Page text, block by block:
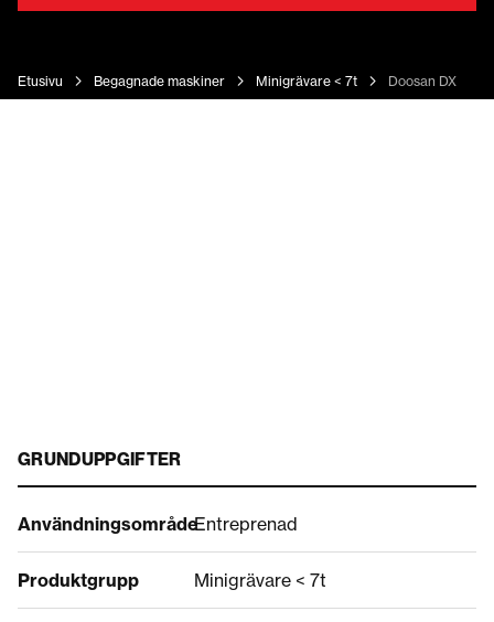
Etusivu Begagnade maskiner Minigrävare < 7t Doosan DX 62 R
GRUNDUPPGIFTER
AnvändningsområdeEntreprenad
Produktgrupp Minigrävare < 7t